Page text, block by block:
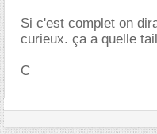
Si c'est complet on
curieux. ça a quelle
C